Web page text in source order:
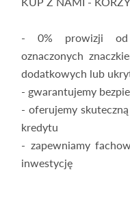
- 0% prowizji od
oznaczonych
dodatkowych lub
- gwarantujemy
- oferujemy
kredytu
- zapewniamy
inwestycję